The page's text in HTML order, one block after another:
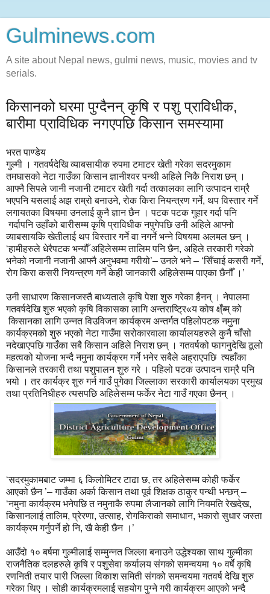
Gulminews.com
A site about Nepal news, gulmi news, music, movies and tv
serials.
किसानको घरमा पुग्दैनन् कृषि र पशु प्राविधीक,
बारीमा प्राविधिक नगएपछि किसान समस्यामा
भरत पाण्डेय
गुल्मी । गतवर्षदेखि व्याबसायीक रुपमा टमाटर खेती गरेका सदरमुकाम
तमघासको नेटा गाउँका किसान ज्ञानीश्वर पन्थी अहिले निकै निराश छन् ।
आफ्नै सिपले जानी नजानी टमाटर खेती गर्दा तत्कालका लागि उत्पादन राम्रै
भएपनि यसलाई अझ राम्रो बनाउने, रोक किरा नियन्त्रण गर्ने, थप विस्तार गर्ने
लगायतका विषयमा उनलाई कुनै ज्ञान छैन । पटक पटक गुहार गर्दा पनि
गर्दापनि उहाँको बारीसम्म कृषि प्राविधीक नपुगेपछि उनी अहिले आफ्नो
व्याबसायकि खेतीलाई थप विस्तार गर्ने वा नगर्ने भन्ने विषयमा अलमल छन् ।
‘हामीहरुले धेरैपटक भन्यौँ अहिलेसम्म तालिम पनि छैन, अहिले तरकारी गरेको
भनेको नजानी नजानी आफ्नै अनुभवमा गरीयो’– उनले भने – ‘सिँचाई कसरी गर्ने,
रोग किरा कसरी नियन्त्रण गर्ने केही जानकारी अहिलेसम्म पाएका छैनौँ ।’
उनी साधारण किसानजस्तै बाध्यताले कृषि पेशा शुरु गरेका हैनन् । नेपालमा
गतवर्षदेखि शुरु भएको कृषि विकासका लागि अन्तराष्ट्रि«य कोष क्ष्ँब्म् को
किसानका लागि उन्नत विउविजन कार्यक्रम अन्तर्गत पहिलोपटक नमुना
कार्यक्रमको शुरु भएको नेटा गाउँमा सरोकारवाला कार्यालयहरुले कुनै चाँसो
नदेखाएपछि गाउँका सबै किसान अहिले निराश छन् । गतवर्षको फागनुदेखि ठूलो
महत्वको योजना भन्दै नमुना कार्यक्रम गर्ने भनेर सबैले अह्राएपछि त्यहाँका
किसानले तरकारी तथा पशुपालन शुरु गरे । पहिलो पटक उत्पादन राम्रै पनि
भयो । तर कार्यक्र शुरु गर्न गाउँ पुगेका जिल्लाका सरकारी कार्यालयका प्रमुख
तथा प्रतिनिधीहरु त्यसपछि अहिलेसम्म फर्केर नेटा गाउँ गएका छैनन् ।
‘सदरमुकामबाट जम्मा ६ किलोमिटर टाढा छ, तर अहिलेसम्म कोही फर्केर
आएको छैन ’– गाउँका अर्का किसान तथा पूर्व शिक्षक ठाकुर पन्थी भन्छन् –
‘नमुना कार्यक्रम भनेपछि त नमुनाकै रुपमा लैजानको लागि नियमति रेखदेख,
किसानलाई तालिम, प्रेरणा, उत्साह, रोगकिराको समाधान, भकारो सुधार जस्ता
कार्यक्रम गर्नुपर्ने हो नि, खै केही छैन ।’
आउँदो १० बर्षमा गुल्मीलाई सम्मुन्नत जिल्ला बनाउने उद्धेश्यका साथ गुल्मीका
राजनैतिक दलहरुले कृषि र पशुसेवा कर्यालय संगको समन्वयमा १० वर्षे कृषि
रणनिती तयार पारी जिल्ला विकाश समिती संगको समन्वयमा गतवर्ष देखि शुरु
गरेका थिए । सोही कार्यक्रमलाई सहयोग पुग्ने गरी कार्यक्रम आएको भन्दै